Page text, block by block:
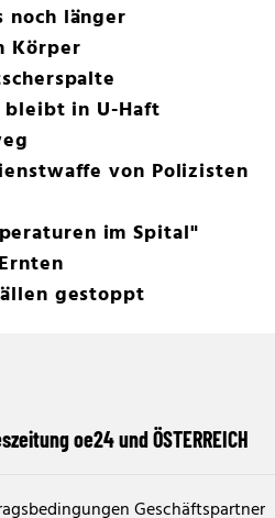
noch länger
Körper
bleibt in U-Haft
von Polizisten
im Spital"
gestoppt
oe24 und ÖSTERREICH
Geschäftspartner